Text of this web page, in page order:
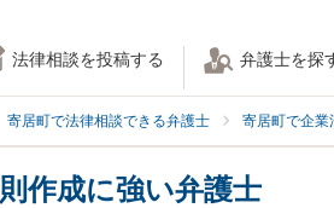
法律相談を投稿する 弁護士を探
寄居町で法律相談できる弁護士 寄居町で企業
作成に強い弁護士